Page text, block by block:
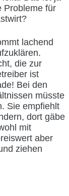
Probleme für
lachend
die zur
ist
Bei den
müsste
Sie empfiehlt
dort gäbe
mit
aber
ziehen